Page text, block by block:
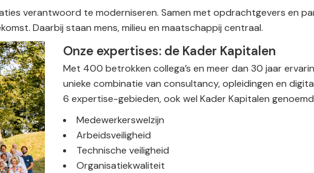
verantwoord te moderniseren. Samen met opdrachtgevers en
Daarbij staan mens, milieu en maatschappij centraal.
Onze expertises: de Kader Kapitalen
Met 400 betrokken collega’s en meer dan 30 jaar
unieke combinatie van consultancy, opleidingen en
6 expertise-gebieden, ook wel Kader Kapitalen
Medewerkerswelzijn
Arbeidsveiligheid
Technische veiligheid
Organisatiekwaliteit